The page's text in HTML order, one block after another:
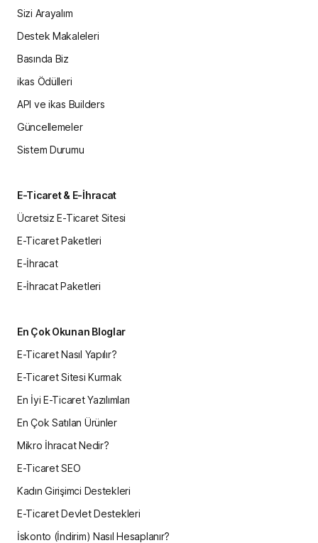
En Çok Okunan Bloglar
E-Ticaret Nasıl Yapılır?
E-Ticaret Sitesi Kurmak
En İyi E-Ticaret Yazılımları
En Çok Satılan Ürünler
Mikro İhracat Nedir?
E-Ticaret SEO
Kadın Girişimci Destekleri
E-Ticaret Devlet Destekleri
İskonto (İndirim) Nasıl Hesaplanır?
Sizi Arayalım
Destek Makaleleri
Basında Biz
ikas Ödülleri
API ve ikas Builders
Güncellemeler
Sistem Durumu
E-Ticaret & E-İhracat
Ücretsiz E-Ticaret Sitesi
E-Ticaret Paketleri
E-İhracat
E-İhracat Paketleri